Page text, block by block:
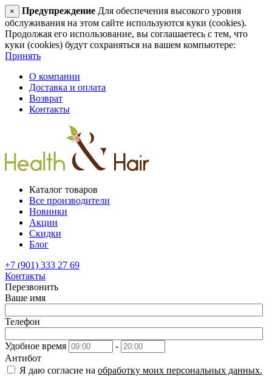
× Предупреждение Для обеспечения высокого уровня
обслуживания на этом сайте используются куки (cookies).
Продолжая его использование, вы соглашаетесь с тем, что
куки (cookies) будут сохраняться на вашем компьютере:
Принять
О компании
Доставка и оплата
Возврат
Контакты
Каталог товаров
Все производители
Новинки
Акции
Скидки
Блог
+7 (901) 333 27 69
Контакты
Перезвонить
Ваше имя
Телефон
Удобное время
-
Антибот
Я даю согласие на обработку моих персональных данных.